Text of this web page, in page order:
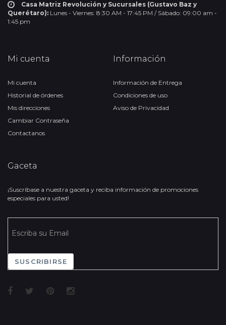
Casa Matriz Revolución y Sucursales (Gustavo Baz y
Querétaro): Lunes - Viernes: 8:30 AM - 17:45 PM / Sábado: 09:00 am -
1:45 pm
Mi cuenta
Mi cuenta
Historial de órdenes
Mis direcciones
Cambiar Contraseña
Contactanos
Información
Información de Entrega
Condiciones de uso
Aviso de Privacidad
Gaceta
¡Suscríbase a nuestra gaceta y reciba información de promociones
especiales para usted!
SUSCRIBIRSE